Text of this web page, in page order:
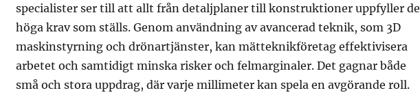
specialister ser till att allt från detaljplaner till konstruktioner uppfyller de
höga krav som ställs. Genom användning av avancerad teknik, som 3D
maskinstyrning och drönartjänster, kan mätteknikföretag effektivisera
arbetet och samtidigt minska risker och felmarginaler. Det gagnar både
små och stora uppdrag, där varje millimeter kan spela en avgörande roll.